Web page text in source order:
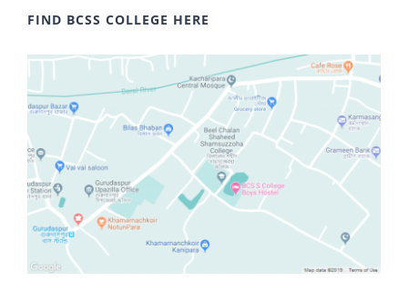
FIND BCSS COLLEGE HERE